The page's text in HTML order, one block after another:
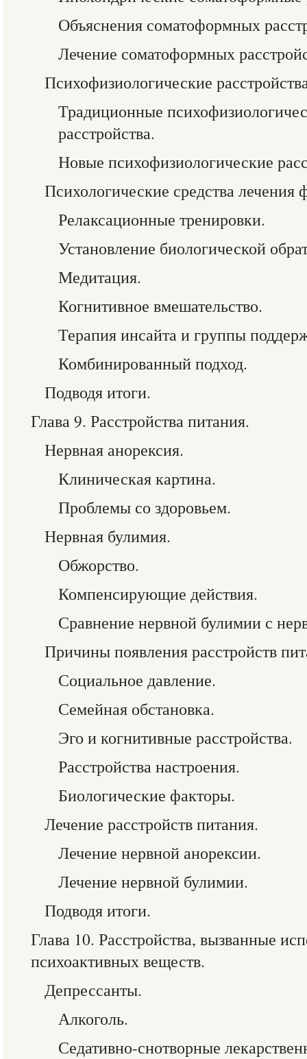
Объяснения соматоформных
Лечение соматоформных
Психофизиологические
Традиционные
расстройства.
Новые психофизиологические
Психологические средства лечения
Релаксационные тренировки.
Установление биологической
Медитация.
Когнитивное вмешательство.
Терапия инсайта и группы
Комбинированный подход.
Подводя итоги.
Глава 9. Расстройства питания.
Нервная анорексия.
Клиническая картина.
Проблемы со здоровьем.
Нервная булимия.
Обжорство.
Компенсирующие действия.
Сравнение нервной булимии с
Причины появления расстройств
Социальное давление.
Семейная обстановка.
Эго и когнитивные расстройства.
Расстройства настроения.
Биологические факторы.
Лечение расстройств питания.
Лечение нервной анорексии.
Лечение нервной булимии.
Подводя итоги.
Глава 10. Расстройства, вызванные
психоактивных веществ.
Депрессанты.
Алкоголь.
Седативно-снотворные